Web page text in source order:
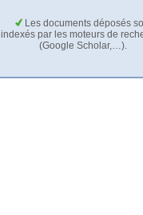
Les documents déposés
indexés par les moteurs de
(Google Scholar,…).